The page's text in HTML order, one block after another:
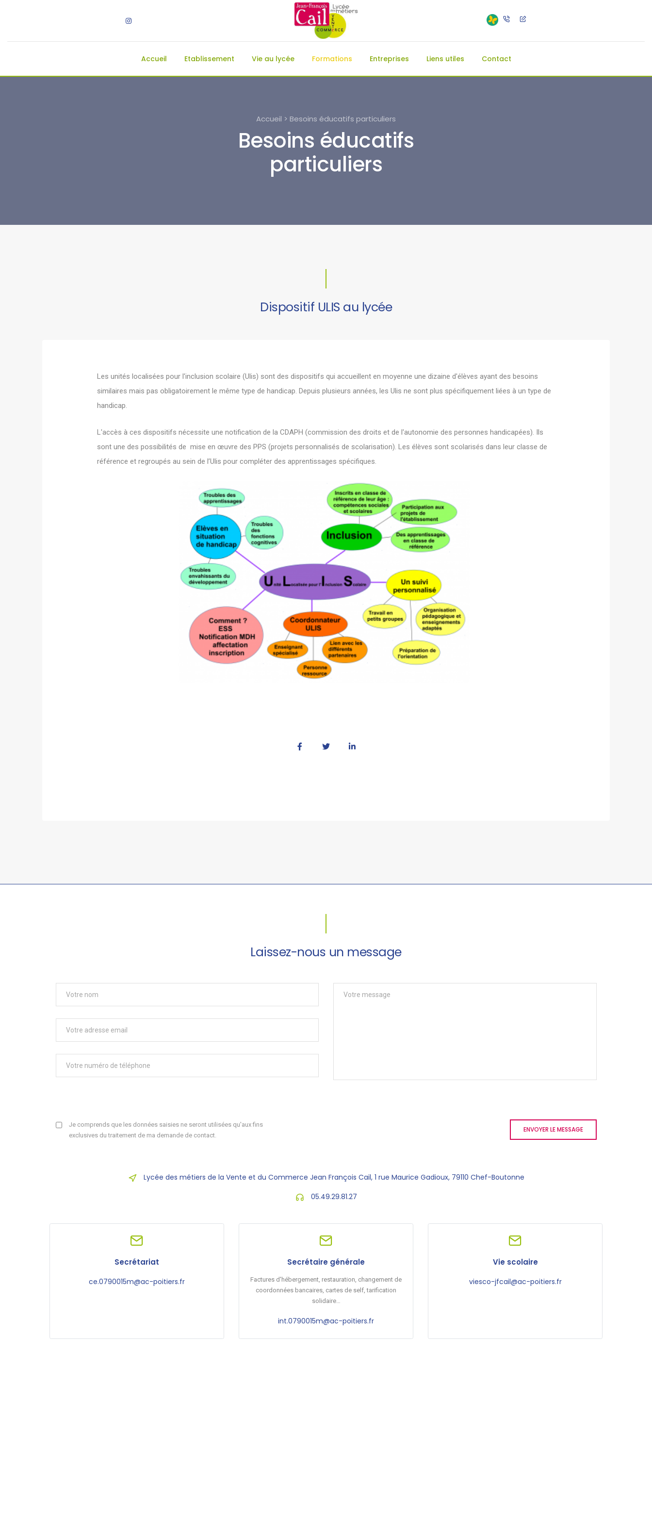
Accueil Etablissement Vie au lycée Formations Entreprises Liens utiles Contact
Accueil > Besoins éducatifs particuliers
Besoins éducatifs
particuliers
Dispositif ULIS au lycée
Les unités localisées pour l'inclusion scolaire (Ulis) sont des dispositifs qui accueillent en moyenne une dizaine d'élèves ayant des besoins
similaires mais pas obligatoirement le même type de handicap. Depuis plusieurs années, les Ulis ne sont plus spécifiquement liées à un type de
handicap.
L'accès à ces dispositifs nécessite une notification de la CDAPH (commission des droits et de l'autonomie des personnes handicapées). Ils
sont une des possibilités de mise en œuvre des PPS (projets personnalisés de scolarisation). Les élèves sont scolarisés dans leur classe de
référence et regroupés au sein de l’Ulis pour compléter des apprentissages spécifiques.
Laissez-nous un message
Je comprends que les données saisies ne seront utilisées qu'aux fins
exclusives du traitement de ma demande de contact.
ENVOYER LE MESSAGE
Lycée des métiers de la Vente et du Commerce Jean François Cail, 1 rue Maurice Gadioux, 79110 Chef-Boutonne
05.49.29.81.27
Secrétariat
ce.0790015m@ac-poitiers.fr
Secrétaire générale
Factures d'hébergement, restauration, changement de
coordonnées bancaires, cartes de self, tarification
solidaire…
int.0790015m@ac-poitiers.fr
Vie scolaire
viesco-jfcail@ac-poitiers.fr